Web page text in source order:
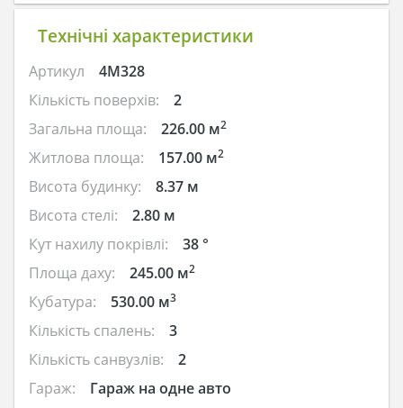
Технічні характеристики
Артикул
4M328
Кількість поверхів:
2
Загальна площа:
226.00 м2
Житлова площа: 157.00 м2
Висота будинку:
8.37 м
Висота стелі:
2.80 м
Кут нахилу покрівлі:
38 °
Площа даху:
245.00 м2
Кубатура: 530.00 м3
Кількість спалень:
3
Кількість санвузлів:
2
Гараж:
Гараж на одне авто